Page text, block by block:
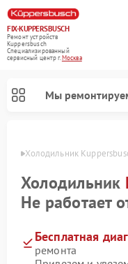
FIX-KUPPERSBUSCH
Ремонт устройств
Kuppersbusch
Специализированный
cервисный центр г.Москва
Мы
Холодильник
Холодильник
Не работает
Бесплатная
ремонта